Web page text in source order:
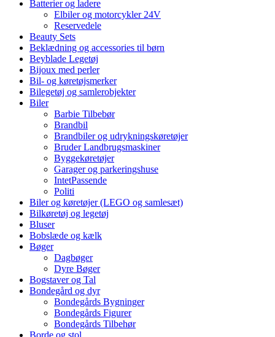
Batterier og ladere
Elbiler og motorcykler 24V
Reservedele
Beauty Sets
Beklædning og accessories til børn
Beyblade Legetøj
Bijoux med perler
Bil- og køretøjsmerker
Bilegetøj og samlerobjekter
Biler
Barbie Tilbebør
Brandbil
Brandbiler og udrykningskøretøjer
Bruder Landbrugsmaskiner
Byggekøretøjer
Garager og parkeringshuse
IntetPassende
Politi
Biler og køretøjer (LEGO og samlesæt)
Bilkøretøj og legetøj
Bluser
Bobslæde og kælk
Bøger
Dagbøger
Dyre Bøger
Bogstaver og Tal
Bondegård og dyr
Bondegårds Bygninger
Bondegårds Figurer
Bondegårds Tilbehør
Borde og stol